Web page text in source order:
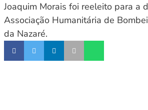
Joaquim Morais foi reeleito para a
Associação Humanitária de
da Nazaré.